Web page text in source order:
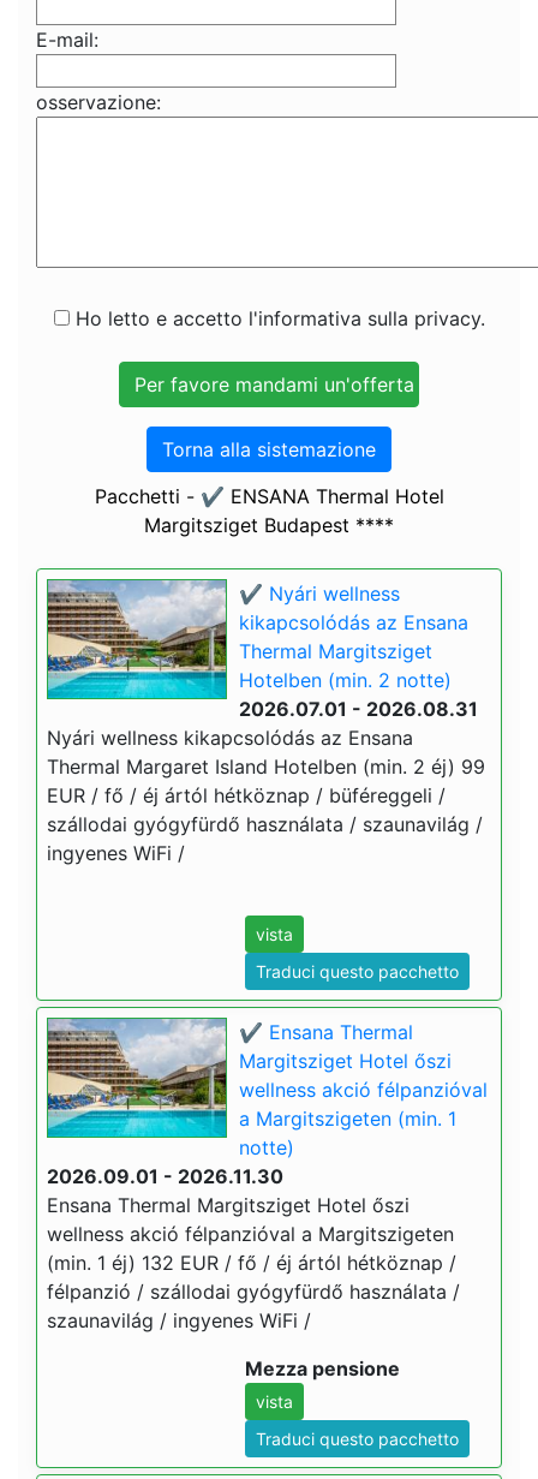
E-mail:
osservazione:
Ho letto e accetto l'informativa sulla privacy.
Torna alla sistemazione
Pacchetti - ✔️ ENSANA Thermal Hotel
Margitsziget Budapest ****
✔️ Nyári wellness
kikapcsolódás az Ensana
Thermal Margitsziget
Hotelben (min. 2 notte)
2026.07.01 - 2026.08.31
Nyári wellness kikapcsolódás az Ensana
Thermal Margaret Island Hotelben (min. 2 éj) 99
EUR / fő / éj ártól hétköznap / büféreggeli /
szállodai gyógyfürdő használata / szaunavilág /
ingyenes WiFi /
vista
Traduci questo pacchetto
✔️ Ensana Thermal
Margitsziget Hotel őszi
wellness akció félpanzióval
a Margitszigeten (min. 1
notte)
2026.09.01 - 2026.11.30
Ensana Thermal Margitsziget Hotel őszi
wellness akció félpanzióval a Margitszigeten
(min. 1 éj) 132 EUR / fő / éj ártól hétköznap /
félpanzió / szállodai gyógyfürdő használata /
szaunavilág / ingyenes WiFi /
Mezza pensione
vista
Traduci questo pacchetto